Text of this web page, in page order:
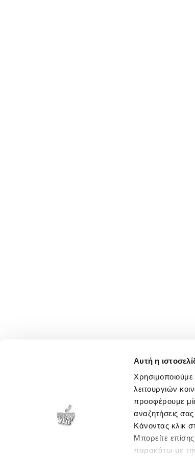
Αυτή η
λειτουργιών
προσφέρουμε
αναζητήσεις
Κάνοντας κλικ
Μπορείτε
παρακάτω με την